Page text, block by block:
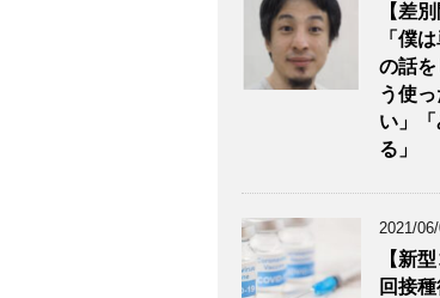
【差
「僕
の話
う使
い」
る」
2021/
【新
回接